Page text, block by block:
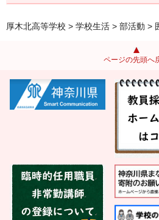
厚木北高等学校 > 学校生活 > 部活動 >
ページの先頭へ